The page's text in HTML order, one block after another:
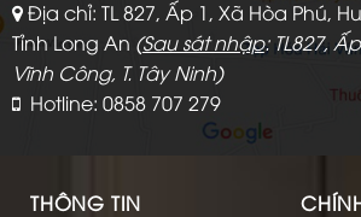
Địa chỉ: TL 827, Ấp 1, Xã Hòa Phú,
Tỉnh Long An (Sau sát nhập: TL827,
Vĩnh Công, T. Tây Ninh)
Hotline: 0858 707 279
THÔNG TIN